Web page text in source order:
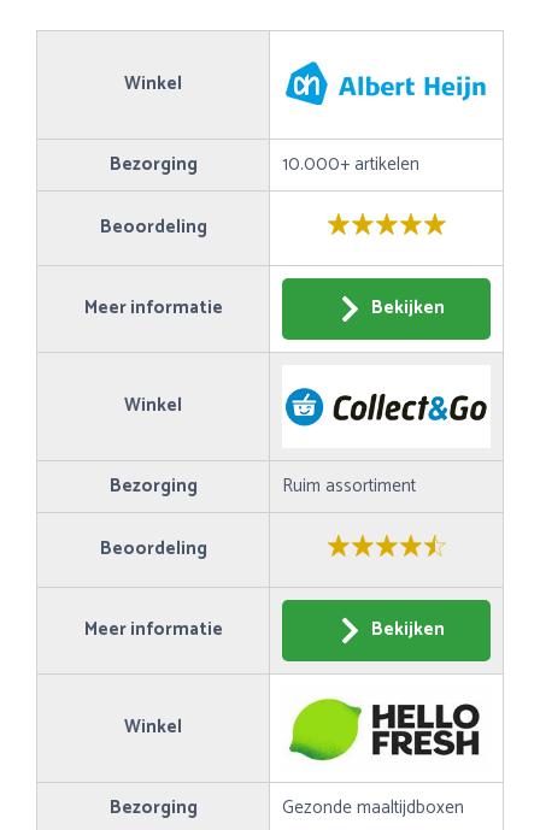
Winkel
Bezorging 10.000+ artikelen
Beoordeling
Meer informatie Bekijken
Winkel
Bezorging Ruim assortiment
Beoordeling
Meer informatie Bekijken
Winkel
Bezorging Gezonde maaltijdboxen